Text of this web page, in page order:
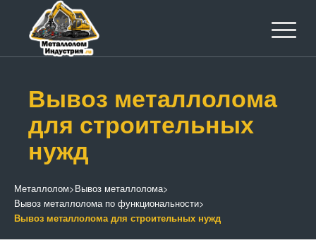
Вывоз металлолома
для строительных
нужд
Металлолом>Вывоз металлолома>
Вывоз металлолома по функциональности>
Вывоз металлолома для строительных нужд